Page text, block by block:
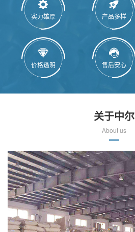
实力雄厚 产品多样
价格透明 售后安心
关于中尔
About us